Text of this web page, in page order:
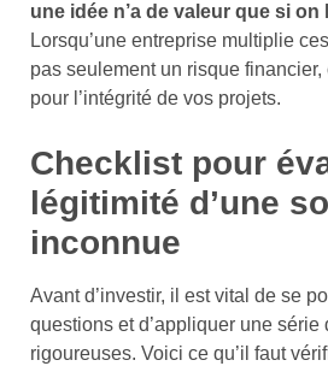
une idée n’a de valeur que si on
Lorsqu’une entreprise multiplie
pas seulement un risque financier,
pour l’intégrité de vos projets.
Checklist pour
légitimité d’une
inconnue
Avant d’investir, il est vital de se
questions et d’appliquer une série
rigoureuses. Voici ce qu’il faut